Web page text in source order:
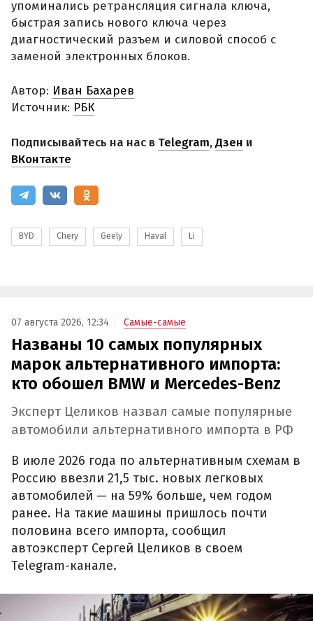
упоминались ретрансляция сигнала ключа,
быстрая запись нового ключа через
диагностический разъем и силовой способ с
заменой электронных блоков.
Автор: Иван Бахарев
Источник: РБК
Подписывайтесь на нас в Telegram,Дзен и
ВКонтакте
BYD Chery Geely Haval Li
07 августа 2026, 12:34 Самые-самые
Названы 10 самых популярных
марок альтернативного импорта:
кто обошел BMW и Mercedes-Benz
Эксперт Целиков назвал самые популярные
автомобили альтернативного импорта в РФ
В июле 2026 года по альтернативным схемам в
Россию ввезли 21,5 тыс. новых легковых
автомобилей — на 59% больше, чем годом
ранее. На такие машины пришлось почти
половина всего импорта, сообщил
автоэксперт Сергей Целиков в своем
Telegram-канале.